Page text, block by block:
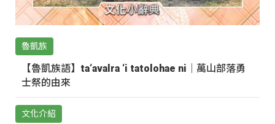
魯凱族
【魯凱族語】ta‘avalra ‘i tatolohae ni｜萬山部落勇
士祭的由來
文化介紹